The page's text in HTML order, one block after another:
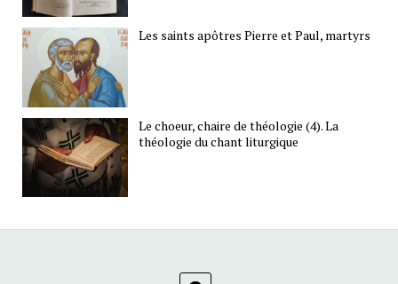
Les saints apôtres Pierre et Paul, martyrs
Le choeur, chaire de théologie (4). La
théologie du chant liturgique